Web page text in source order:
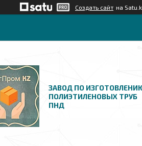
Создать сайт на
ЗАВОД ПО
ПОЛИЭТИЛЕНОВЫХ ТРУБ
ПНД